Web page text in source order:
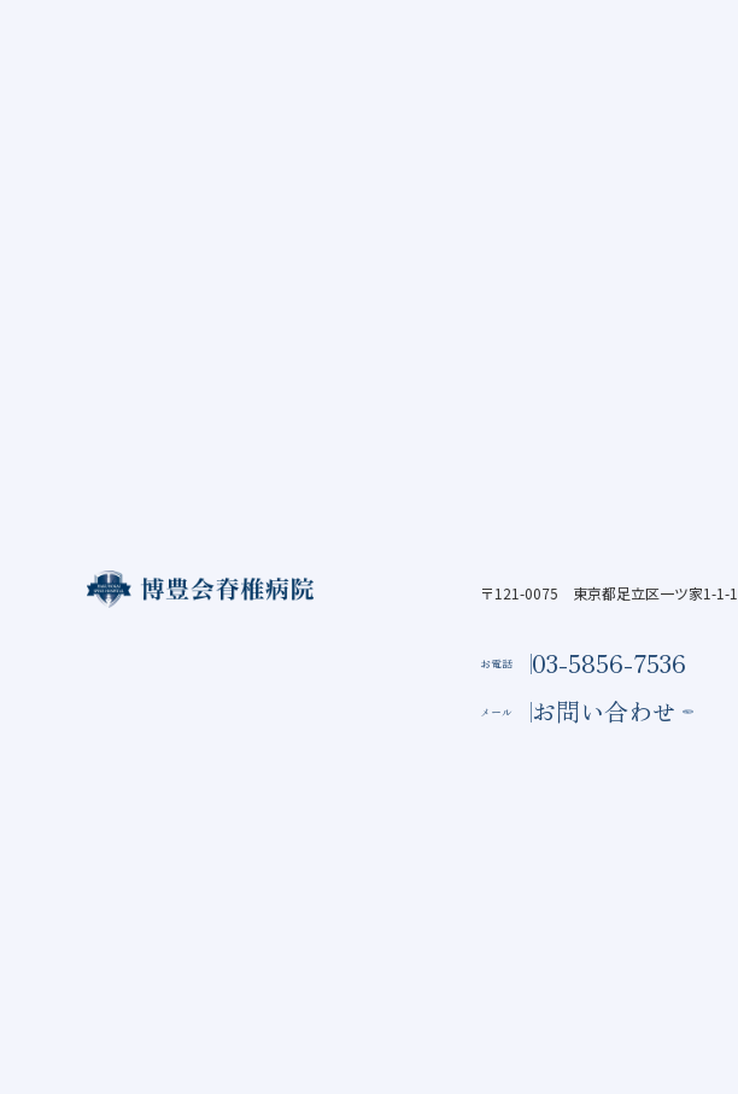
〒121-0075 東京都足立区一ツ家1-1-1
お電話 03-5856-7536
メール お問い合わせ